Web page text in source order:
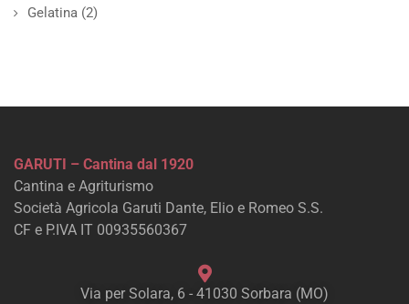
Gelatina (2)
GARUTI – Cantina dal 1920
Cantina e Agriturismo
Società Agricola Garuti Dante, Elio e Romeo S.S.
CF e P.IVA IT 00935560367
Via per Solara, 6 - 41030 Sorbara (MO)